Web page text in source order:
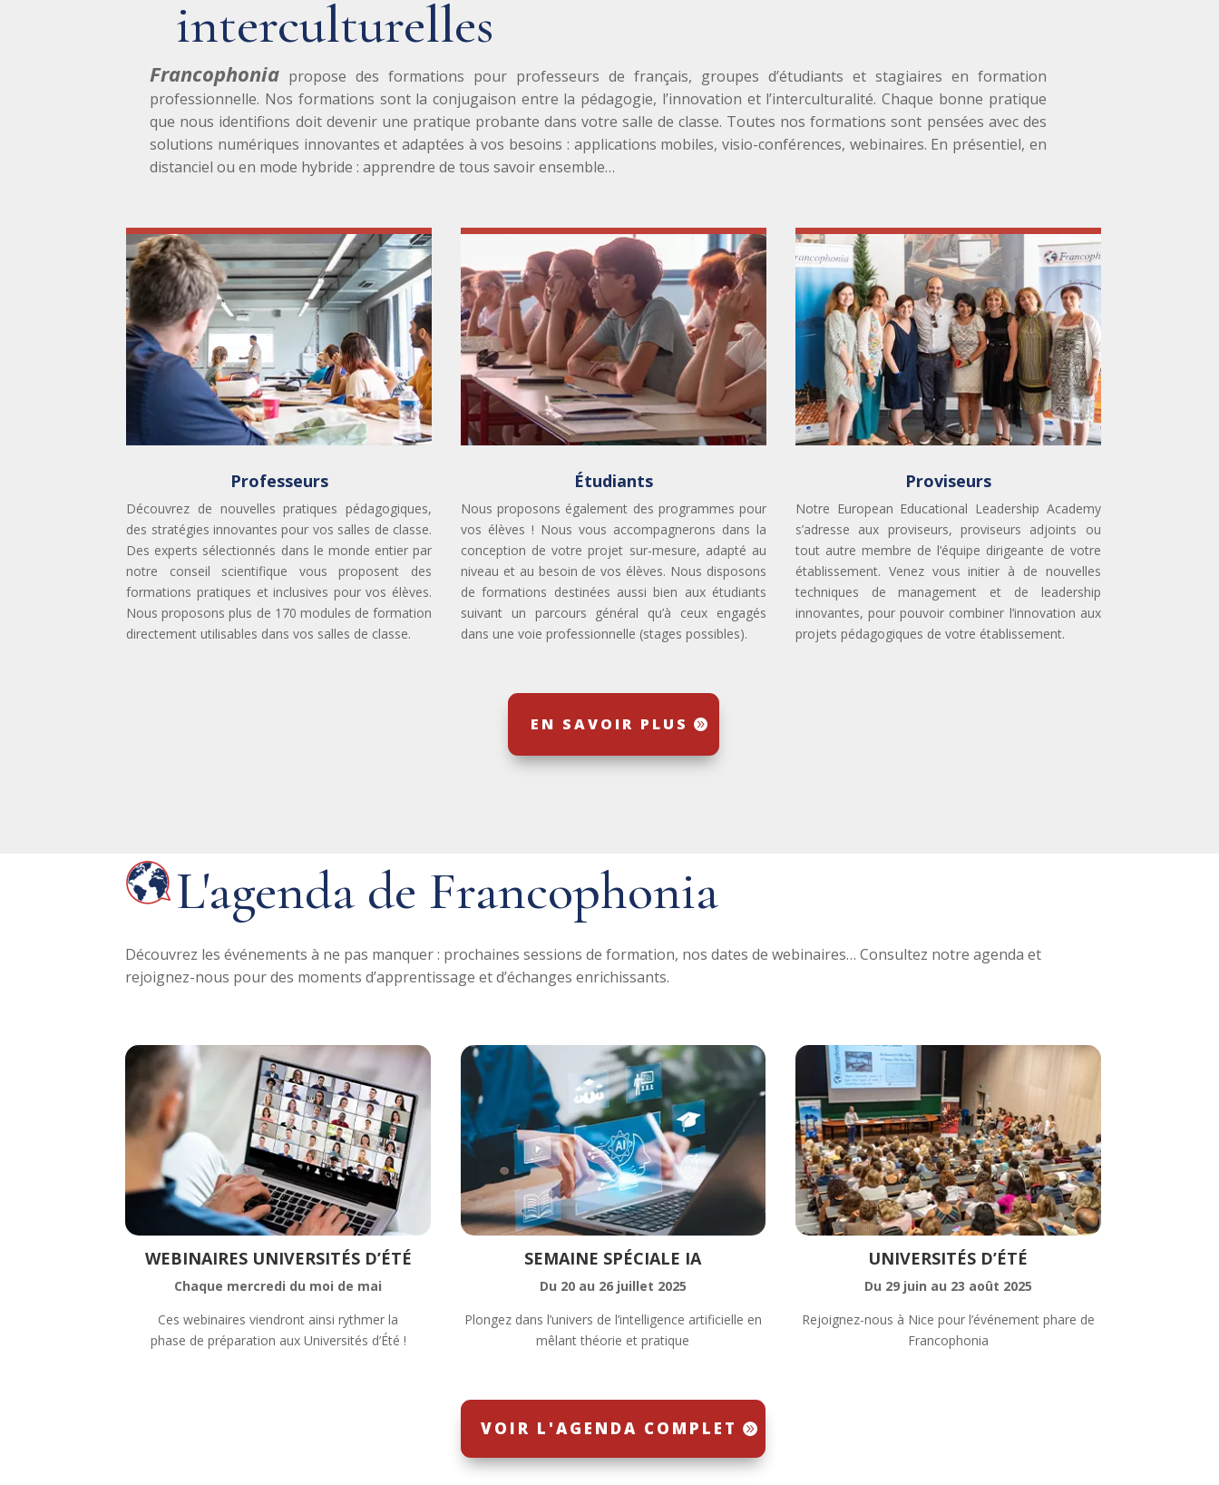
interculturelles
Francophonia propose des formations pour professeurs de français, groupes d’étudiants et stagiaires en formation
professionnelle. Nos formations sont la conjugaison entre la pédagogie, l’innovation et l’interculturalité. Chaque bonne pratique
que nous identifions doit devenir une pratique probante dans votre salle de classe. Toutes nos formations sont pensées avec des
solutions numériques innovantes et adaptées à vos besoins : applications mobiles, visio-conférences, webinaires. En présentiel, en
distanciel ou en mode hybride : apprendre de tous savoir ensemble…
Professeurs
Découvrez de nouvelles pratiques pédagogiques,
des stratégies innovantes pour vos salles de classe.
Des experts sélectionnés dans le monde entier par
notre conseil scientifique vous proposent des
formations pratiques et inclusives pour vos élèves.
Nous proposons plus de 170 modules de formation
directement utilisables dans vos salles de classe.
Étudiants
Nous proposons également des programmes pour
vos élèves ! Nous vous accompagnerons dans la
conception de votre projet sur-mesure, adapté au
niveau et au besoin de vos élèves. Nous disposons
de formations destinées aussi bien aux étudiants
suivant un parcours général qu’à ceux engagés
dans une voie professionnelle (stages possibles).
Proviseurs
Notre European Educational Leadership Academy
s’adresse aux proviseurs, proviseurs adjoints ou
tout autre membre de l’équipe dirigeante de votre
établissement. Venez vous initier à de nouvelles
techniques de management et de leadership
innovantes, pour pouvoir combiner l’innovation aux
projets pédagogiques de votre établissement.
EN SAVOIR PLUS
L'agenda de Francophonia
Découvrez les événements à ne pas manquer : prochaines sessions de formation, nos dates de webinaires… Consultez notre agenda et
rejoignez-nous pour des moments d’apprentissage et d’échanges enrichissants.
WEBINAIRES UNIVERSITÉS D’ÉTÉ
Chaque mercredi du moi de mai
Ceswebinaires viendront ainsi rythmer la
phase de préparation aux Universités d’Été !
SEMAINE SPÉCIALE IA
Du 20 au 26 juillet 2025
Plongez dans l’univers de l’intelligence artificielle en
mêlant théorie et pratique
UNIVERSITÉS D’ÉTÉ
Du 29 juin au 23 août 2025
Rejoignez-nous à Nice pour l’événement phare de
Francophonia
VOIR L'AGENDA COMPLET